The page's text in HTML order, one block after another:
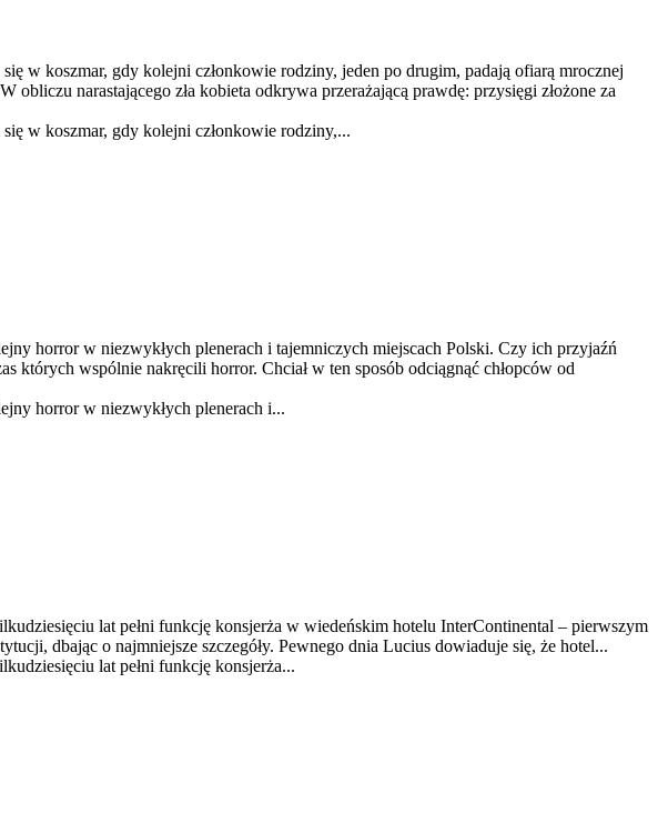
w koszmar, gdy kolejni członkowie rodziny, jeden po drugim, padają ofiarą mrocznej
narastającego zła kobieta odkrywa przerażającą prawdę: przysięgi złożone za
w koszmar, gdy kolejni członkowie rodziny,...
horror w niezwykłych plenerach i tajemniczych miejscach Polski. Czy ich przyjaźń
których wspólnie nakręcili horror. Chciał w ten sposób odciągnąć chłopców od
horror w niezwykłych plenerach i...
lat pełni funkcję konsjerża w wiedeńskim hotelu InterContinental – pierwszym
dbając o najmniejsze szczegóły. Pewnego dnia Lucius dowiaduje się, że hotel...
lat pełni funkcję konsjerża...